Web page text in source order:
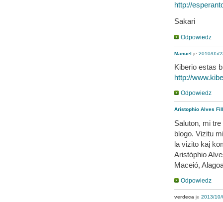
http://
Sakari
Odpowiedz
Manuel je 2010/05/
Kiberio estas
http://
Odpowiedz
Aristophio Alves
Saluton, mi
blogo. Vizitu
la vizito kaj
Aristóphio
Maceió,
Odpowiedz
verdeca je 2013/